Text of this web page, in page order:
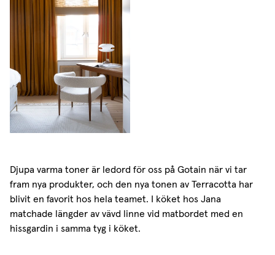
Djupa varma toner är ledord för oss på Gotain när vi tar
fram nya produkter, och den nya tonen av Terracotta har
blivit en favorit hos hela teamet. I köket hos Jana
matchade längder av vävd linne vid matbordet med en
hissgardin i samma tyg i köket.